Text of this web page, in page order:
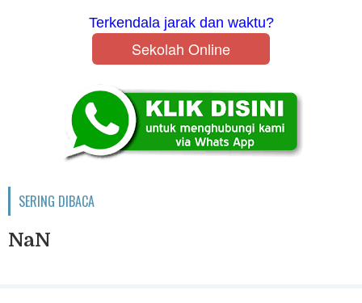
Terkendala jarak dan waktu?
Sekolah Online
SERING DIBACA
NaN